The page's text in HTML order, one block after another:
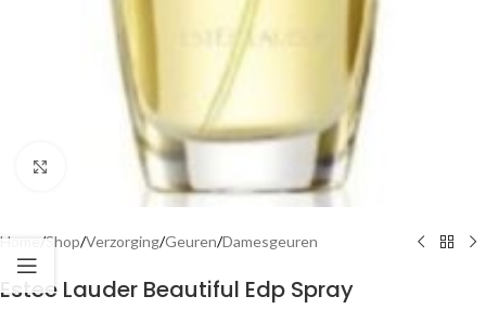
Click to enlarge
Home /Shop/Verzorging/Geuren/Damesgeuren
Estee Lauder Beautiful Edp Spray